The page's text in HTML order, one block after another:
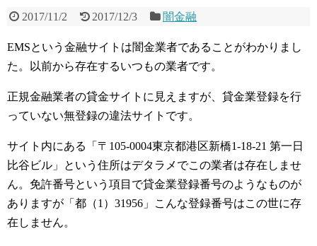
2017/11/2 2017/12/3 闇金融
EMSという金融サイトは闇金業者であることがわかりまし
た。以前から存在するいつもの業者です。
正規金融業者の貸金サイトに見えますが、貸金業登録を行
っていない無登録の違法サイトです。
サイト内にある「〒105-0004東京都港区新橋1-18-21 第一日
比谷ビル」という住所はデタラメでこの業者は存在しませ
ん。免許番号という項目で貸金業登録番号のようなものが
ありますが「都（1）31956」こんな登録番号はこの世に存
在しません。